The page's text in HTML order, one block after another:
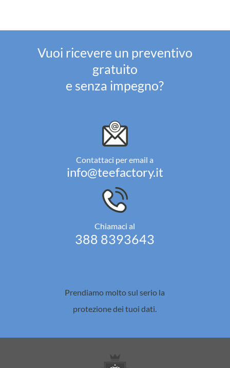
Vuoi ricevere un preventivo
gratuito
e senza impegno?
Contattaci per email a
info@teefactory.it
Chiamaci al
388 8393643
Prendiamo molto sul serio la
protezione dei tuoi dati.